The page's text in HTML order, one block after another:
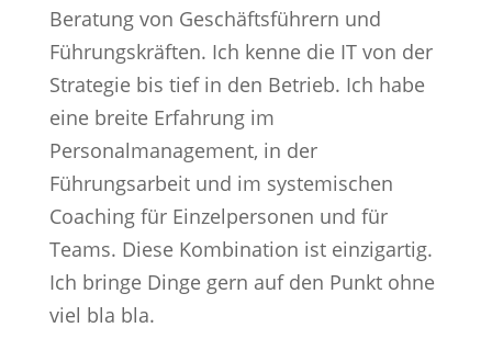
Beratung von Geschäftsführern und
Führungskräften. Ich kenne die IT von der
Strategie bis tief in den Betrieb. Ich habe
eine breite Erfahrung im
Personalmanagement, in der
Führungsarbeit und im systemischen
Coaching für Einzelpersonen und für
Teams. Diese Kombination ist einzigartig.
Ich bringe Dinge gern auf den Punkt ohne
viel bla bla.